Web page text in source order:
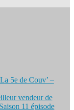
5e de Couv’ –
vendeur de
11 épisode